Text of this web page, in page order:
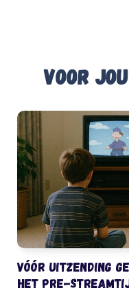
Voor
Vóór uitzending
het pre-